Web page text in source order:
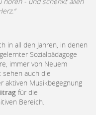
in all den Jahren, in denen
Sozialpädagoge
immer von Neuem
auch die
aktiven Musikbegegnung
für die
Bereich.